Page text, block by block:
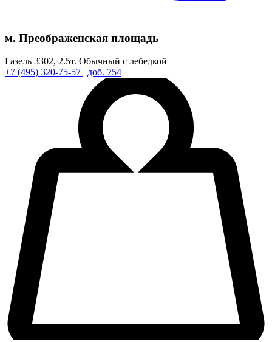
м. Преображенская площадь
Газель 3302, 2.5т. Обычный с лебедкой
+7 (495) 320-75-57 | доб. 754